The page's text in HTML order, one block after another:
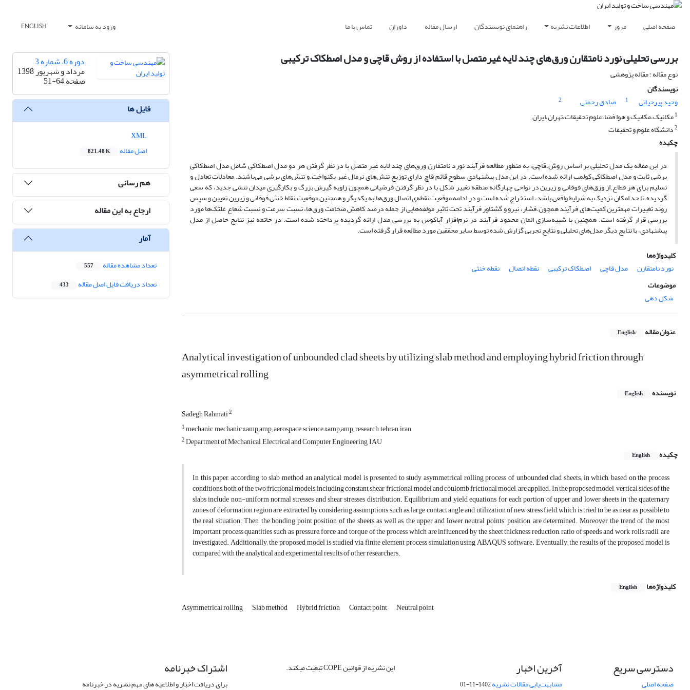
صفحه اصلی مرور اطلاعات نشریه راهنمای نویسندگان ارسال مقاله داوران تماس با ما ورود به سامانه ENGLISH
بررسی تحلیلی نورد نامتقارن ورق‌های چند لایه غیر‌متصل با استفاده از روش قاچی و مدل اصطکاک ترکیبی
نوع مقاله : مقاله پژوهشی
نویسندگان
وحید پیرحیاتی
1 صادق رحمتی
2
1مکانیک،مکانیک و هوا فضا،علوم تحقیقات،تهران،ایران
2دانشگاه علوم و تحقیقات
چکیده
در این مقاله یک مدل تحلیلی بر اساس روش.قاچی، به منظور مطالعه فرآیند نورد نامتقارن ورق‌های چند لایه غیر متصل با در نظر گرفتن هر دو مدل اصطکاکی شامل مدل اصطکاکی
برشی ثابت و مدل اصطکاکی کولمب ارائه شده است. در این مدل پیشنهادی سطوح قائم قاچ دارای توزیع تنش‌های نرمال غیر یکنواخت.و تنش‌های برشی می‌باشند. معادلات تعادل و
تسلیم برای هر قطاع.از ورق‌های فوقانی و زیرین در نواحی چهارگانه منطقه تغییر شکل با در نظر گرفتن فرضیاتی همچون زاویه گیرش بزرگ و بکارگیری میدان تنشی جدید، که سعی
گردیده.تا حد امکان نزدیک به شرایط واقعی باشد، استخراج شده است و در ادامه موقعیت نقطه‌ی اتصال ورق‌ها به یکدیگر و همچنین موقعیت نقاط خنثی فوقانی و زیرین تعیین و سپس
روند تغییرات مهمترین کمیت‌های فرآیند همچون.فشار، نیرو و گشتاور فرآیند تحت تاثیر مولفه‌هایی از جمله درصد کاهش ضخامت ورق‌ها، نسبت سرعت و نسبت شعاع غلتک‌ها مورد
بررسی قرار گرفته است. همچنین با شبیه‌سازی المان محدود فرآیند در نرم‌افزار آباکوس به بررسی مدل ارائه گردیده پرداخته شده است. در خاتمه نیز نتایج حاصل از مدل
پیشنهادی، با نتایج دیگر مدل‌های تحلیلی و نتایج تجربی گزارش شده توسط سایر محققین مورد مطالعه قرار گرفته است.
کلیدواژه‌ها
نورد نامتقارن
مدل قاچی اصطکاک ترکیبی نقطه اتصال
نقطه خنثی
موضوعات
شکل دهی
عنوان مقاله English
Analytical investigation of unbounded clad sheets by utilizing slab method and employing hybrid friction through
asymmetrical rolling
نویسنده English
Sadegh Rahmati2
1mechanic, mechanic &amp;amp; aerospace, science &amp;amp; research, tehran, iran
2Department of Mechanical, Electrical and Computer Engineering, IAU
چکیده
English
In this paper, according to slab method an analytical model is presented to study asymmetrical rolling process of unbounded clad sheets; in which, based on the process
conditions, both of the two frictional models, including constant shear frictional model and coulomb frictional model, are applied. In the proposed model, vertical sides of the
slabs include non-uniform normal stresses and shear stresses distribution. Equilibrium and yield equations for each portion of upper and lower sheets in the quaternary
zones of deformation region are extracted by considering assumptions such as, large contact angle and utilization of new stress field, which is tried to be as near as possible to
the real situation. Then, the bonding point position of the sheets, as well as, the upper and lower neutral points’ position, are determined. Moreover, the trend of the most
important process quantities such as, pressure, force and torque of the process which are influenced by the sheet thickness reduction, ratio of speeds and work rolls radii, are
investigated. Additionally, the proposed model is studied via finite element process simulation using ABAQUS software. Eventually, the results of the proposed model is
compared with the analytical and experimental results of other researchers.
کلیدواژه‌ها English
Asymmetrical rolling Slab method Hybrid friction Contact point Neutral point
دوره 6، شماره 3
مرداد و شهریور 1398
صفحه51-64
فایل ها
اصل مقاله
821.48 K
هم رسانی
ارجاع به این مقاله
آمار
تعداد مشاهده مقاله 557
تعداد دریافت فایل اصل مقاله 433
دسترسی سریع
صفحه اصلی
آخرین اخبار
مشابهت‌یابی مقالات نشریه1402-11-01
این نشریه از قوانین COPE تبعیت میکند. اشتراک خبرنامه
برای دریافت اخبار و اطلاعیه های مهم نشریه در خبرنامه